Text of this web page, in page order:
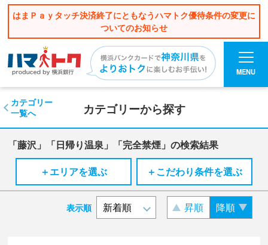
はまＰａｙタッチ決済終了にともなうハマトク優待条件の変更に
ついてのお知らせ
MENU
カテゴリーから探す
カテゴリー
一覧へ
「藤沢」「日帰り温泉」「完全禁煙」の検索結果
＋エリアを選ぶ
＋こだわり条件を選ぶ
表示順 昇順 降順